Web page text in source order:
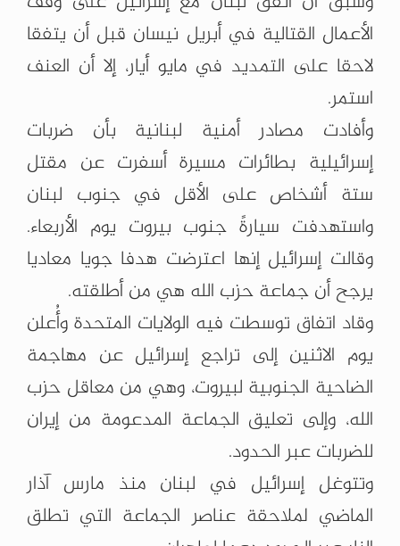
الأعمال القتالية في أبريل نيسان قبل أن يتفقا
لاحقا على التمديد في مايو أيار، إلا أن العنف
استمر.
وأفادت مصادر أمنية لبنانية بأن ضربات
إسرائيلية بطائرات مسيرة أسفرت عن مقتل
ستة أشخاص على الأقل في جنوب لبنان
واستهدفت سيارةً جنوب بيروت يوم الأربعاء.
وقالت إسرائيل إنها اعترضت هدفا جويا معاديا
يرجح أن جماعة حزب الله هي من أطلقته.
وقاد اتفاق توسطت فيه الولايات المتحدة وأُعلن
يوم الاثنين إلى تراجع إسرائيل عن مهاجمة
الضاحية الجنوبية لبيروت، وهي من معاقل حزب
الله، وإلى تعليق الجماعة المدعومة من إيران
للضربات عبر الحدود.
وتتوغل إسرائيل في لبنان منذ مارس آذار
الماضي لملاحقة عناصر الجماعة التي تطلق